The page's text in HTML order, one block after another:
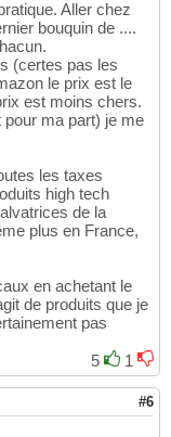
Aller chez
bouquin de ....
(certes pas les
le prix est le
est moins chers.
pour ma part) je me
les taxes
high tech
de la
plus en France,
en achetant le
de produits que je
pas
5
1
#6